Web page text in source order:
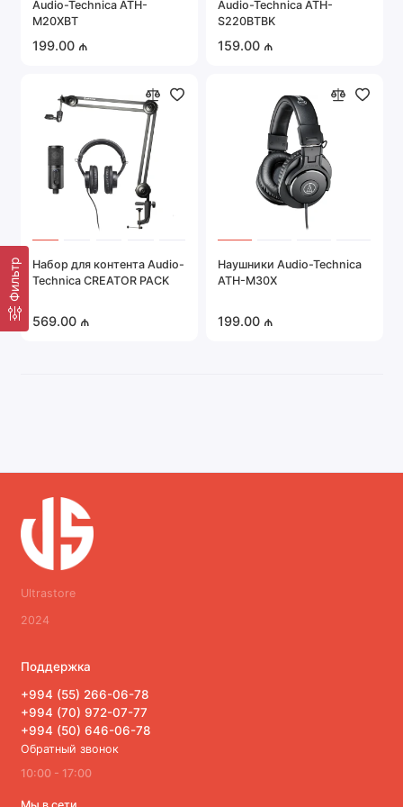
Портативная техника
Системы охраны и безопасности
Автомобильная электроника
Показать все
Фильтр
Audio-Technica ATH-
M20XBT
199.00 ₼
Audio-Technica ATH-
S220BTBK
159.00 ₼
Набор для контента Audio-
Technica CREATOR PACK
569.00 ₼
Наушники Audio-Technica
ATH-M30X
199.00 ₼
Ultrastore
2024
Поддержка
+994 (55) 266-06-78
+994 (70) 972-07-77
+994 (50) 646-06-78
Обратный звонок
10:00 - 17:00